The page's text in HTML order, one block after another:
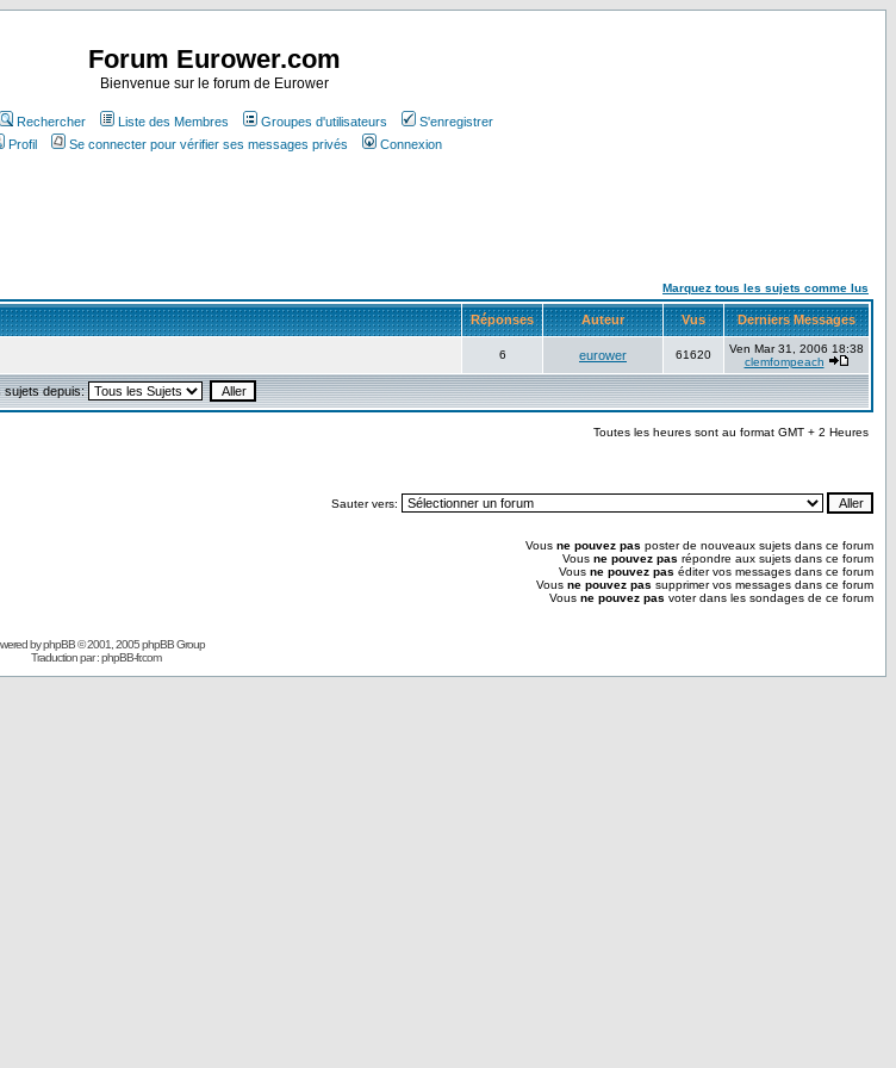
Forum Eurower.com
Bienvenue sur le forum de Eurower
Rechercher Liste des Membres Groupes d'utilisateurs
S'enregistrer
Profil
Se connecter pour vérifier ses messages privés Connexion
Marquez tous les sujets comme lus
Réponses Auteur Vus Derniers Messages
6 eurower 61620
Ven Mar 31, 2006 18:38
clemfompeach
sujets depuis:
Toutes les heures sont au format GMT + 2 Heures
Sauter vers:
Vous ne pouvez pas poster de nouveaux sujets dans ce forum
Vous ne pouvez pas répondre aux sujets dans ce forum
Vous ne pouvez pas éditer vos messages dans ce forum
Vous ne pouvez pas supprimer vos messages dans ce forum
Vous ne pouvez pas voter dans les sondages de ce forum
byphpBB© 2001, 2005 phpBB Group
Traduction par :phpBB-fr.com